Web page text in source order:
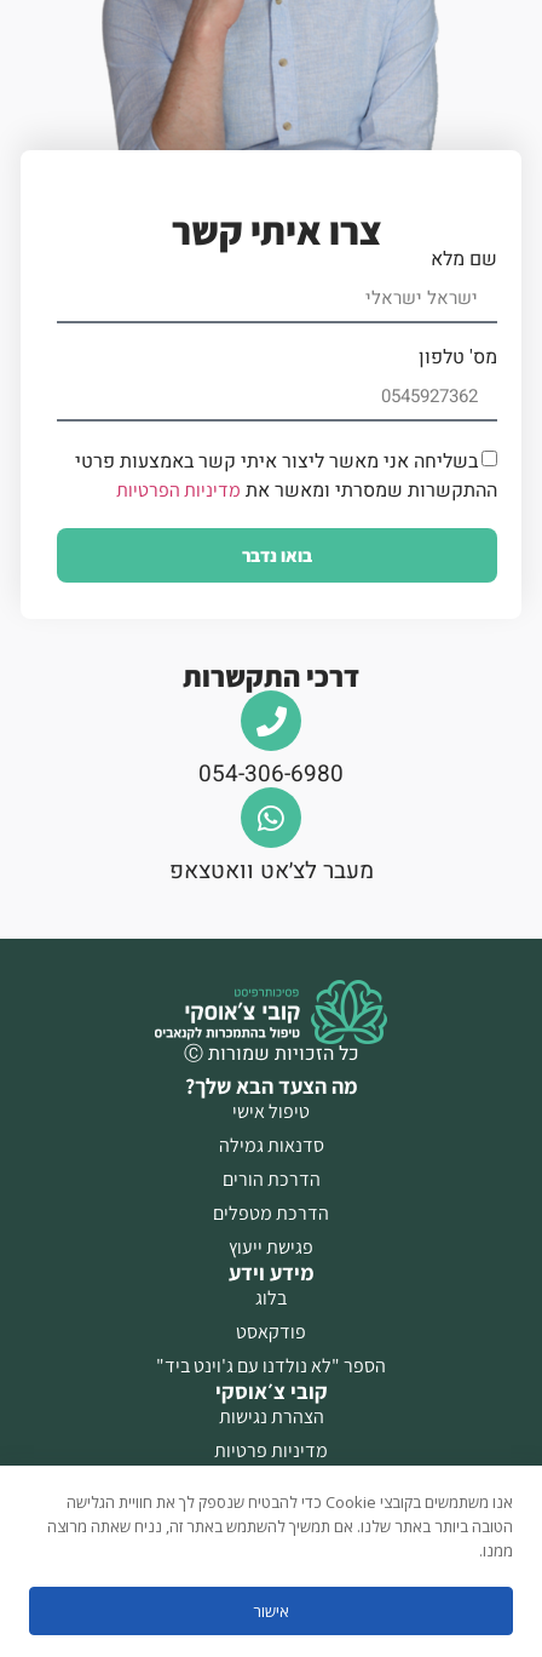
צרו איתי קשר
שם מלא
מס' טלפון
בשליחה אני מאשר ליצור איתי קשר באמצעות פרטי
ההתקשרות שמסרתי ומאשר את מדיניות הפרטיות
בואו נדבר
דרכי התקשרות
054-306-6980
מעבר לצ׳אט וואטצאפ
כל הזכויות שמורות Ⓒ
מה הצעד הבא שלך?
טיפול אישי
סדנאות גמילה
הדרכת הורים
הדרכת מטפלים
פגישת ייעוץ
מידע וידע
בלוג
פודקאסט
הספר "לא נולדנו עם ג'וינט ביד"
קובי צ׳אוסקי
הצהרת נגישות
מדיניות פרטיות
דברו איתי
054-306-6980
הקהילה שלנו
הצטרפו לקבוצת הפייסבוק
אנו משתמשים בקובצי Cookie כדי להבטיח שנספק לך את חוויית הגלישה
הטובה ביותר באתר שלנו. אם תמשיך להשתמש באתר זה, נניח שאתה מרוצה
ממנו.
אישור